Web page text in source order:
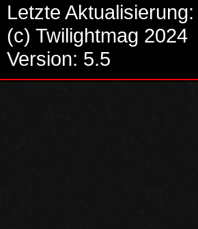
Letzte
(c) Twilightmag 2024
Version: 5.5